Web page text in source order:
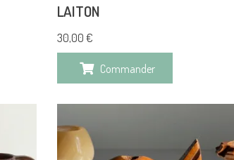
LAITON
30,00 €
Commander